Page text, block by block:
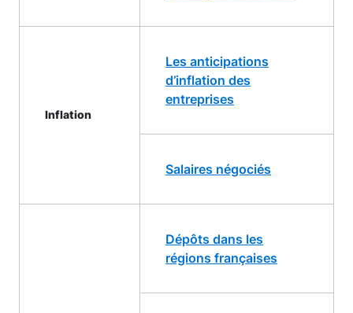
Inflation
Les anticipations
d’inflation des
entreprises
Salaires négociés
Dépôts dans les
régions françaises